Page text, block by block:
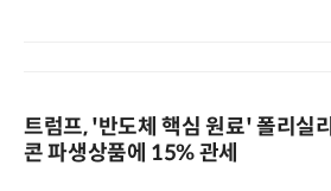
트럼프, '반도체 핵심 원료' 폴리실리
콘 파생상품에 15% 관세